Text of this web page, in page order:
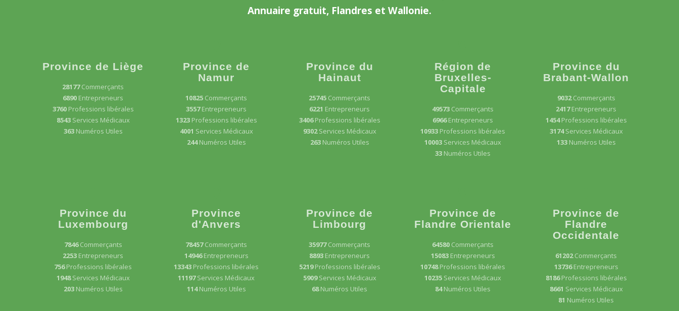
Annuaire gratuit, Flandres et Wallonie.
Province de Liège
28177Commerçants
6890 Entrepreneurs
3760 Professions libérales
8543 Services Médicaux
363 Numéros Utiles
Province de
Namur
10825 Commerçants
3557Entrepreneurs
1323 Professions libérales
4001 Services Médicaux
244Numéros Utiles
Province du
Hainaut
25745 Commerçants
6221 Entrepreneurs
3406Professions libérales
9302Services Médicaux
263 Numéros Utiles
Région de
Bruxelles-
Capitale
49573 Commerçants
6966Entrepreneurs
10933 Professions libérales
10003 Services Médicaux
33 Numéros Utiles
Province du
Brabant-Wallon
9032Commerçants
2417Entrepreneurs
1454Professions libérales
3174Services Médicaux
133 Numéros Utiles
Province du
Luxembourg
7846Commerçants
2253 Entrepreneurs
756Professions libérales
1948Services Médicaux
203 Numéros Utiles
Province
d'Anvers
78457Commerçants
14946Entrepreneurs
13343 Professions libérales
11197Services Médicaux
114Numéros Utiles
Province de
Limbourg
35977Commerçants
8893 Entrepreneurs
5219Professions libérales
5909Services Médicaux
68Numéros Utiles
Province de
Flandre Orientale
64580 Commerçants
15083 Entrepreneurs
10748Professions libérales
10235 Services Médicaux
84Numéros Utiles
Province de
Flandre
Occidentale
61202Commerçants
13736Entrepreneurs
8186Professions libérales
8661 Services Médicaux
81 Numéros Utiles